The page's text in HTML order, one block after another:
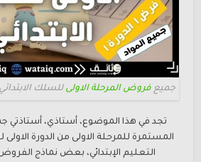
جميعفروض المرحلة الاولى للسلك الابتدائي
تجد في هذا الموضوع، أستاذي، أستاذتي
المستمرة للمرحلة الاولى من الدورة
التعليم الإبتدائي، بعض نماذج